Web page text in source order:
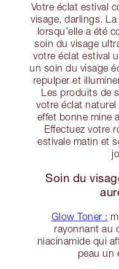
Votre éclat estival
visage, darlings.
lorsqu’elle a été
soin du visage
votre éclat estival
un soin du visage
repulper et
Les produits de
votre éclat
effet bonne mine
Effectuez votre
estivale matin et
Soin du
Glow Toner :
rayonnant au
niacinamide qui
peau un